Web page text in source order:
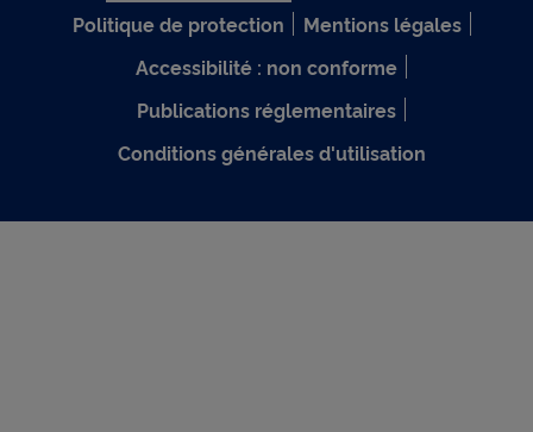
Politique de protection
Mentions légales
Accessibilité : non conforme
Publications réglementaires
Conditions générales d'utilisation